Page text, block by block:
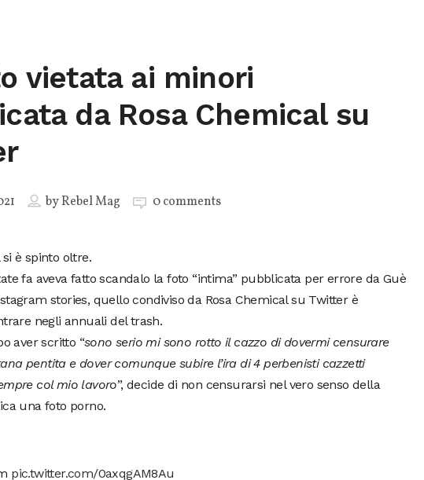
vietata ai minori
da Rosa Chemical su
byRebel Mag 0 comments
si è spinto oltre.
fa aveva fatto scandalo la foto “intima” pubblicata per errore da Guè
stories, quello condiviso da Rosa Chemical su Twitter è
negli annuali del trash.
aver scritto “sono serio mi sono rotto il cazzo di dovermi censurare
pentita e dover comunque subire l’ira di 4 perbenisti cazzetti
col mio lavoro”, decide di non censurarsi nel vero senso della
una foto porno.
pic.twitter.com/0axqgAM8Au